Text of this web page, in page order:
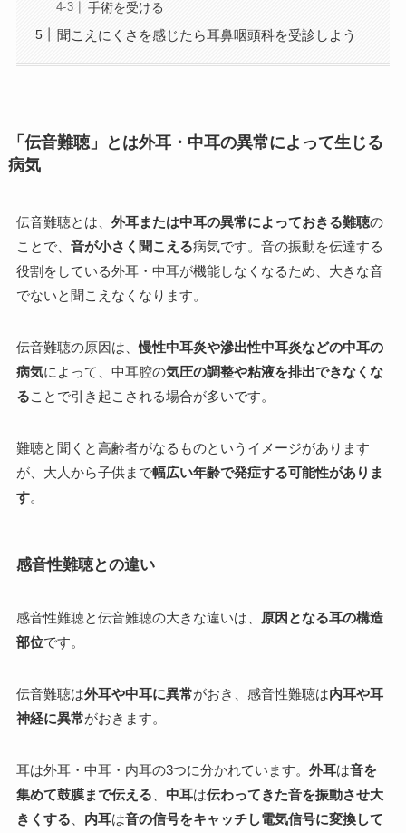
手術を受ける
聞こえにくさを感じたら耳鼻咽頭科を受診しよう
「伝音難聴」とは外耳・中耳の異常によって生じる
病気
伝音難聴とは、 外耳または中耳の異常によっておきる難聴の
ことで、 音が小さく聞こえる病気です。音の振動を伝達する
役割をしている外耳・中耳が機能しなくなるため、大きな音
でないと聞こえなくなります。
伝音難聴の原因は、慢性中耳炎や滲出性中耳炎などの中耳の
病気によって、中耳腔の気圧の調整や粘液を排出できなくな
ることで引き起こされる場合が多いです。
難聴と聞くと高齢者がなるものというイメージがあります
が、大人から子供まで幅広い年齢で発症する可能性がありま
す。
感音性難聴との違い
感音性難聴と伝音難聴の大きな違いは、
原因となる耳の構造
部位です。
伝音難聴は外耳や中耳に異常がおき、感音性難聴は内耳や耳
神経に異常がおきます。
耳は外耳・中耳・内耳の3つに分かれています。 外耳は音を
集めて鼓膜まで伝える
中耳は伝わってきた音を振動させ大
きくする
内耳は音の信号をキャッチし電気信号に変換して